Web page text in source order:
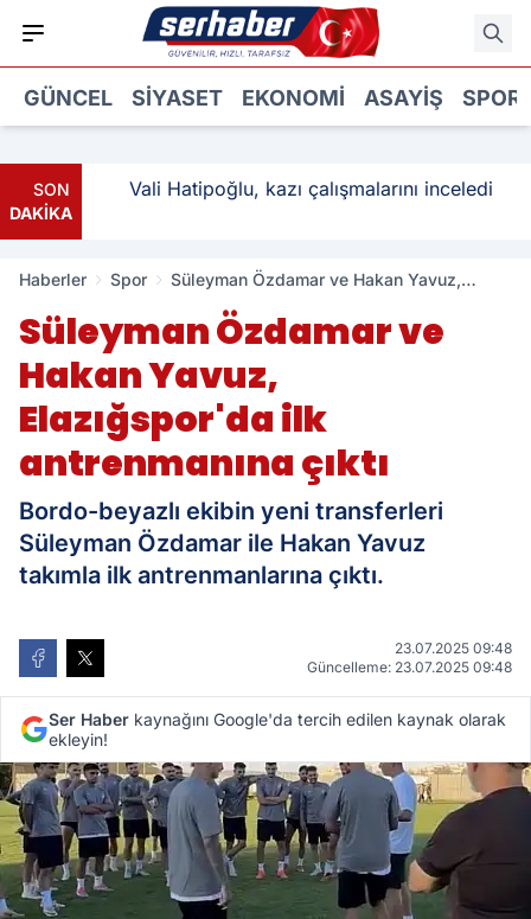
GÜNCEL SIYASET EKONOMI ASAYIŞ SPOR
SON
DAKİKA
Vali Hatipoğlu, kazı çalışmalarını inceledi
Haberler Spor
Süleyman Özdamar ve Hakan Yavuz,
Süleyman Özdamar ve
Hakan Yavuz,
Elazığspor'da ilk
antrenmanına çıktı
Bordo-beyazlı ekibin yeni transferleri
Süleyman Özdamar ile Hakan Yavuz
takımla ilk antrenmanlarına çıktı.
23.07.2025 09:48
Güncelleme: 23.07.2025 09:48
Ser Haber kaynağını Google'da tercih edilen kaynak olarak
ekleyin!